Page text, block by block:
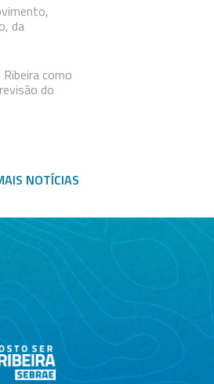
da
como
do
NOTÍCIAS